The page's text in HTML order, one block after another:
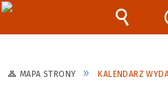
MAPA STRONY KALENDARZ